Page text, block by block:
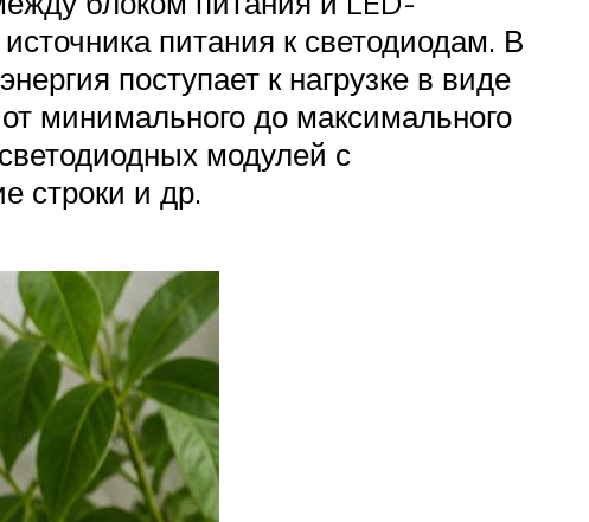
питания к светодиодам. В
поступает к нагрузке в виде
минимального до максимального
модулей с
строки и др.